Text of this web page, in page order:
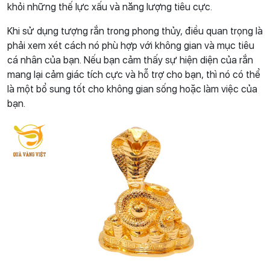
khỏi những thế lực xấu và năng lượng tiêu cực.
Khi sử dụng tượng rắn trong phong thủy, điều quan trọng là
phải xem xét cách nó phù hợp với không gian và mục tiêu
cá nhân của bạn. Nếu bạn cảm thấy sự hiện diện của rắn
mang lại cảm giác tích cực và hỗ trợ cho bạn, thì nó có thể
là một bổ sung tốt cho không gian sống hoặc làm việc của
bạn.